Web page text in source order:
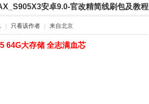
› 安卓9.0-官改精简线刷包及教程
只看该作者 来自北京
64G大存储 全志满血芯